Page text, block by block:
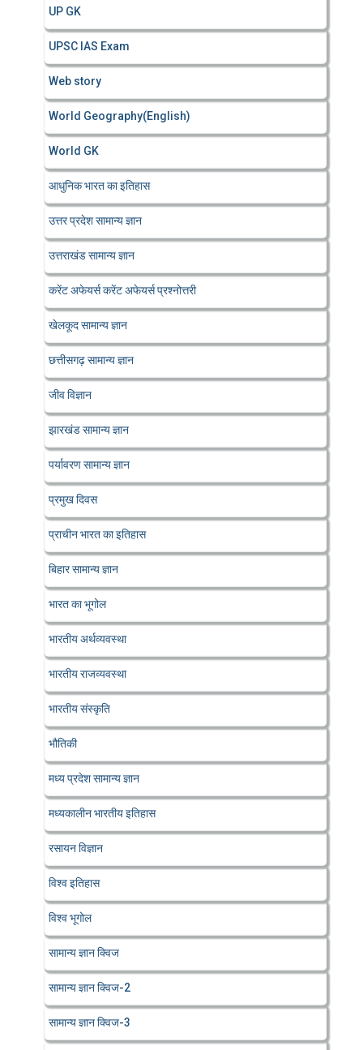
UP GK
UPSC IAS Exam
Web story
World Geography(English)
World GK
आधुनिक भारत का इतिहास
उत्तर प्रदेश सामान्य ज्ञान
उत्तराखंड सामान्य ज्ञान
करेंट अफेयर्स करेंट अफेयर्स प्रश्नोत्तरी
खेलकूद सामान्य ज्ञान
छत्तीसगढ़ सामान्य ज्ञान
जीव विज्ञान
झारखंड सामान्य ज्ञान
पर्यावरण सामान्य ज्ञान
प्रमुख दिवस
प्राचीन भारत का इतिहास
बिहार सामान्य ज्ञान
भारत का भूगोल
भारतीय अर्थव्यवस्था
भारतीय राजव्यवस्था
भारतीय संस्कृति
भौतिकी
मध्य प्रदेश सामान्य ज्ञान
मध्यकालीन भारतीय इतिहास
रसायन विज्ञान
विश्व इतिहास
विश्व भूगोल
सामान्य ज्ञान क्विज
सामान्य ज्ञान क्विज-2
सामान्य ज्ञान क्विज-3